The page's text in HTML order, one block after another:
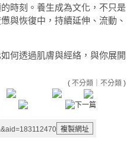
時刻。養生成為文化，不只是
與恢復中，持續延伸、流動、
何透過肌膚與經絡，與你展開
( 不分類 不分類 )